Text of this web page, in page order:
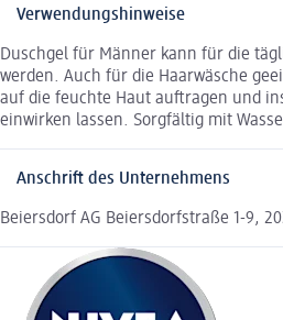
Verwendungshinweise
Duschgel für Männer kann für die
werden. Auch für die Haarwäsche
auf die feuchte Haut auftragen und
einwirken lassen. Sorgfältig mit
Anschrift des Unternehmens
Beiersdorf AG Beiersdorfstraße 1-9,